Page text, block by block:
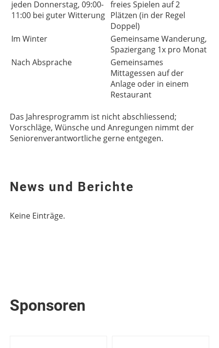
jeden Donnerstag, 09:00-
11:00 bei guter Witterung
freies Spielen auf 2
Plätzen (in der Regel
Doppel)
Im Winter
Gemeinsame Wanderung,
Spaziergang 1x pro Monat
Nach Absprache
Gemeinsames
Mittagessen auf der
Anlage oder in einem
Restaurant
Das Jahresprogramm ist nicht abschliessend;
Vorschläge, Wünsche und Anregungen nimmt der
Seniorenverantwortliche gerne entgegen.
News und Berichte
Keine Einträge.
Sponsoren